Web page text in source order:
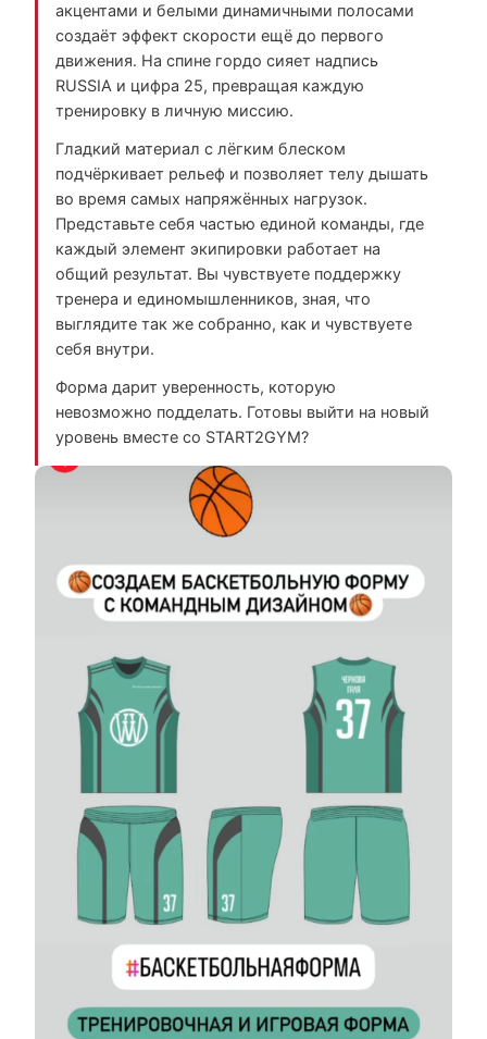
акцентами и белыми динамичными полосами
создаёт эффект скорости ещё до первого
движения. На спине гордо сияет надпись
RUSSIA и цифра 25, превращая каждую
тренировку в личную миссию.
Гладкий материал с лёгким блеском
подчёркивает рельеф и позволяет телу дышать
во время самых напряжённых нагрузок.
Представьте себя частью единой команды, где
каждый элемент экипировки работает на
общий результат. Вы чувствуете поддержку
тренера и единомышленников, зная, что
выглядите так же собранно, как и чувствуете
себя внутри.
Форма дарит уверенность, которую
невозможно подделать. Готовы выйти на новый
уровень вместе со START2GYM?